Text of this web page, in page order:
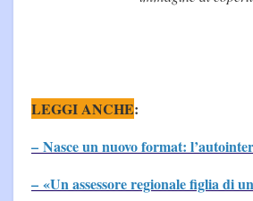
LEGGI ANCHE:
– Nasce un nuovo format:
– «Un assessore regionale figlia di